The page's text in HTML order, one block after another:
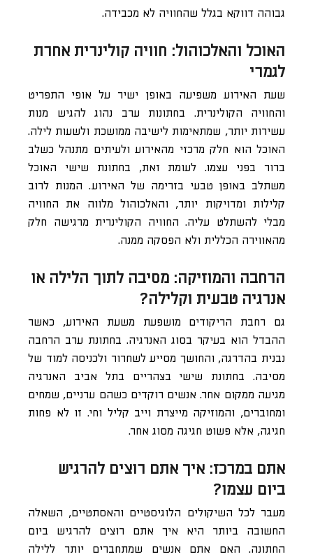
גבוהה דווקא בגלל שהחוויה לא מכבידה.
האוכל והאלכוהול: חוויה קולינרית אחרת
לגמרי
שעת האירוע משפיעה באופן ישיר על אופי התפריט
והחוויה הקולינרית. בחתונות ערב נהוג להגיש מנות
עשירות יותר, שמתאימות לישיבה ממושכת ולשעות לילה.
האוכל הוא חלק מרכזי מהאירוע ולעיתים מתנהל כשלב
ברור בפני עצמו. לעומת זאת, בחתונת שישי האוכל
משתלב באופן טבעי בזרימה של האירוע. המנות לרוב
קלילות ומדויקות יותר, והאלכוהול מלווה את החוויה
מבלי להשתלט עליה. החוויה הקולינרית מרגישה חלק
מהאווירה הכללית ולא הפסקה ממנה.
הרחבה והמוזיקה: מסיבה לתוך הלילה או
אנרגיה טבעית וקלילה?
גם רחבת הריקודים מושפעת משעת האירוע, כאשר
ההבדל הוא בעיקר בסוג האנרגיה. בחתונת ערב הרחבה
נבנית בהדרגה, והחושך מסייע לשחרור ולכניסה למוד של
מסיבה. בחתונת שישי בצהריים בתל אביב האנרגיה
מגיעה ממקום אחר. אנשים רוקדים כשהם ערניים, שמחים
ומחוברים, והמוזיקה מייצרת וייב קליל וחי. זו לא פחות
חגיגה, אלא פשוט חגיגה מסוג אחר.
אתם במרכז: איך אתם רוצים להרגיש
ביום עצמו?
מעבר לכל השיקולים הלוגיסטיים והאסתטיים, השאלה
החשובה ביותר היא איך אתם רוצים להרגיש ביום
החתונה. האם אתם אנשים שמתחברים יותר ללילה